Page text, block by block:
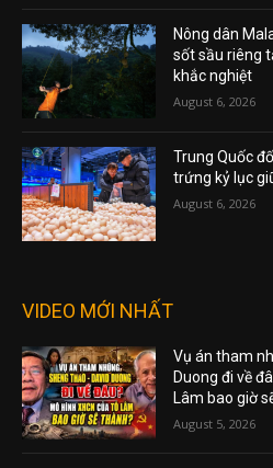
Nông dân
sốt sầu riêng
khắc nghiệt
August 6, 2026
Trung Quốc
trứng kỷ lục
August 6, 2026
VIDEO MỚI NHẤT
Vụ án tham
Duong đi về
Lâm bao giờ
August 5, 2026